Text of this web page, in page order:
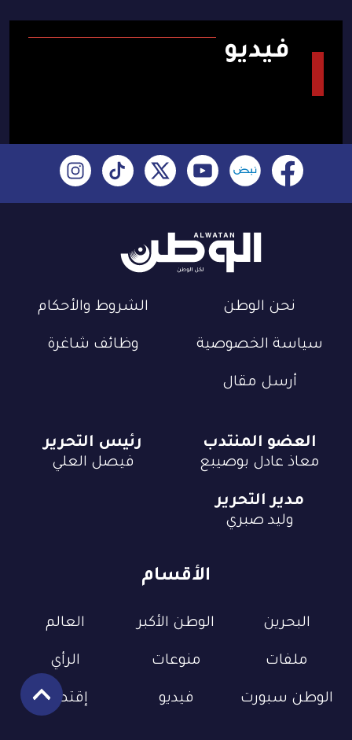
فيديو
نحن الوطن الشروط والأحكام
سياسة الخصوصية وظائف شاغرة
أرسل مقال
الأقسام
البحرين الوطن الأكبر العالم
ملفات منوعات الرأي
الوطن سبورت فيديو إقتصاد
العضو المنتدب
معاذ عادل بوصيبع
رئيس التحرير
فيصل العلي
مدير التحرير
وليد صبري